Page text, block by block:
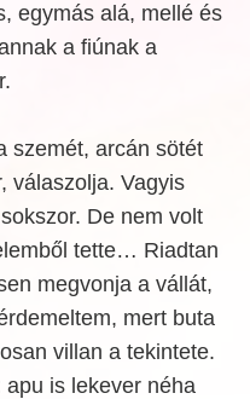
egymás alá, mellé és
a fiúnak a
szemét, arcán sötét
válaszolja. Vagyis
De nem volt
tette… Riadtan
megvonja a vállát,
mert buta
villan a tekintete.
is lekever néha